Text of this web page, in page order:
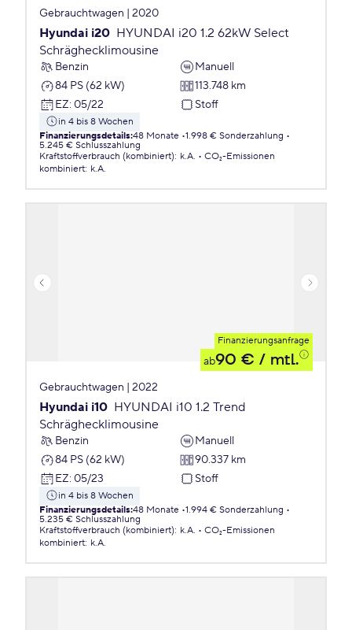
Gebrauchtwagen | 2020
Hyundai i20 HYUNDAI i20 1.2 62kW Select
Schräghecklimousine
Benzin
Manuell
84 PS (62 kW)
113.748 km
EZ: 05/22 Stoff
in 4 bis 8 Wochen
Finanzierungsdetails:48 Monate 1.998 € Sonderzahlung
5.245 € Schlusszahlung
Kraftstoffverbrauch (kombiniert): k.A.
CO₂-Emissionen
kombiniert: k.A.
Finanzierungsanfrage
ab90 € / mtl.
Gebrauchtwagen | 2022
Hyundai i10 HYUNDAI i10 1.2 Trend
Schräghecklimousine
Benzin
Manuell
84 PS (62 kW)
90.337 km
EZ: 05/23 Stoff
in 4 bis 8 Wochen
Finanzierungsdetails:48 Monate 1.994 € Sonderzahlung
5.235 € Schlusszahlung
Kraftstoffverbrauch (kombiniert): k.A.
CO₂-Emissionen
kombiniert: k.A.